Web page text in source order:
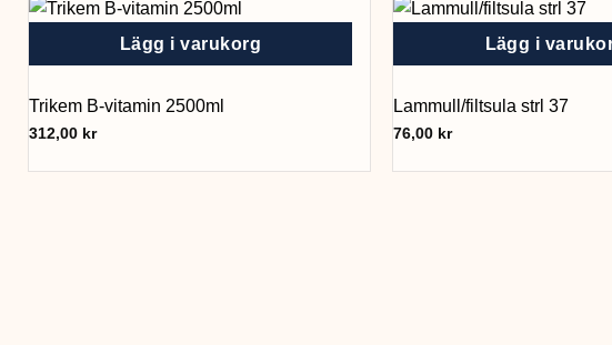
Lägg i varukorg
Trikem B-vitamin 2500ml
312,00 kr
Lägg i
Lammull/filtsula strl 37
76,00 kr